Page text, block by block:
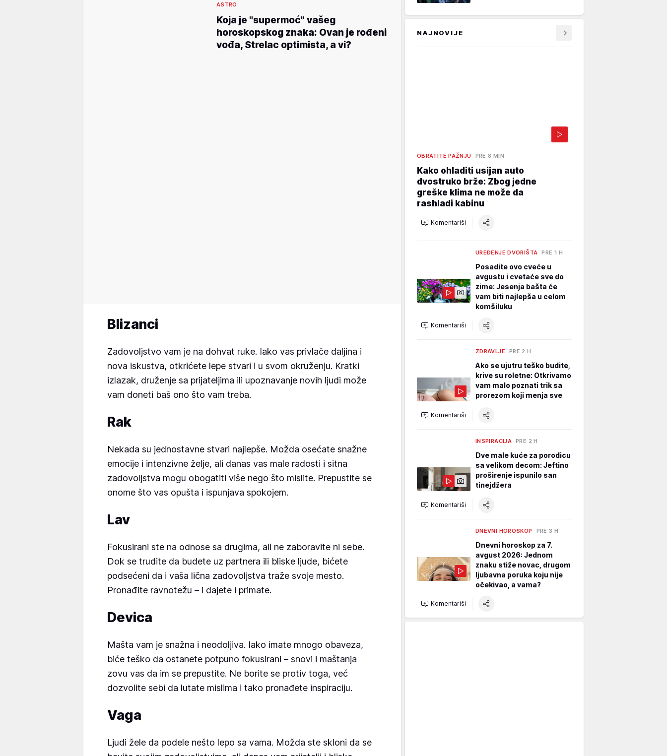
ASTRO
Koja je "supermoć" vašeg
horoskopskog znaka: Ovan je rođeni
vođa, Strelac optimista, a vi?
Blizanci
Zadovoljstvo vam je na dohvat ruke. Iako vas privlače daljina i
nova iskustva, otkrićete lepe stvari i u svom okruženju. Kratki
izlazak, druženje sa prijateljima ili upoznavanje novih ljudi može
vam doneti baš ono što vam treba.
Rak
Nekada su jednostavne stvari najlepše. Možda osećate snažne
emocije i intenzivne želje, ali danas vas male radosti i sitna
zadovoljstva mogu obogatiti više nego što mislite. Prepustite se
onome što vas opušta i ispunjava spokojem.
Lav
Fokusirani ste na odnose sa drugima, ali ne zaboravite ni sebe.
Dok se trudite da budete uz partnera ili bliske ljude, bićete
podsećeni da i vaša lična zadovoljstva traže svoje mesto.
Pronađite ravnotežu – i dajete i primate.
Devica
Mašta vam je snažna i neodoljiva. Iako imate mnogo obaveza,
biće teško da ostanete potpuno fokusirani – snovi i maštanja
zovu vas da im se prepustite. Ne borite se protiv toga, već
dozvolite sebi da lutate mislima i tako pronađete inspiraciju.
Vaga
Ljudi žele da podele nešto lepo sa vama. Možda ste skloni da se
NAJNOVIJE
OBRATITE PAŽNJU PRE 8 MIN
Kako ohladiti usijan auto
dvostruko brže: Zbog jedne
greške klima ne može da
rashladi kabinu
Komentariši
UREĐENJE DVORIŠTA PRE 1 H
Posadite ovo cveće u
avgustu i cvetaće sve do
zime: Jesenja bašta će
vam biti najlepša u celom
komšiluku
Komentariši
ZDRAVLJE PRE 2 H
Ako se ujutru teško budite,
krive su roletne: Otkrivamo
vam malo poznati trik sa
prorezom koji menja sve
Komentariši
INSPIRACIJA PRE 2 H
Dve male kuće za porodicu
sa velikom decom: Jeftino
proširenje ispunilo san
tinejdžera
Komentariši
DNEVNI HOROSKOP PRE 3 H
Dnevni horoskop za 7.
avgust 2026: Jednom
znaku stiže novac, drugom
ljubavna poruka koju nije
očekivao, a vama?
Komentariši